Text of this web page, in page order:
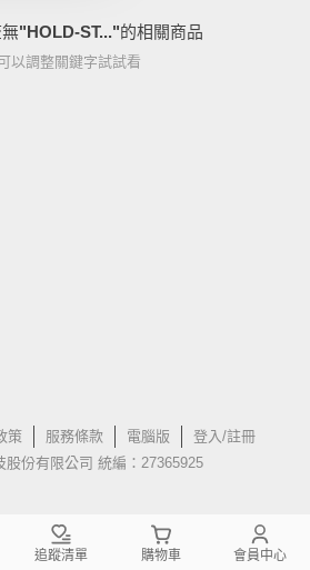
"HOLD-ST..."的相關商品
以調整關鍵字試試看
策 服務條款 電腦版
登入/註冊
股份有限公司 統編：27365925
追蹤清單 購物車 會員中心